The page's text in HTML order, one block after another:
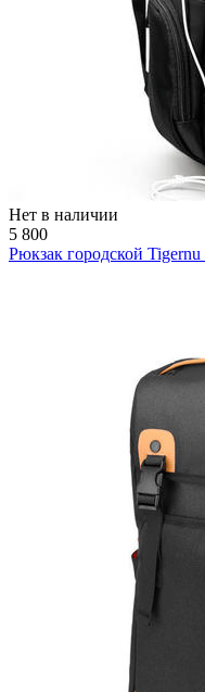
Нет в наличии
5 800
Рюкзак городской